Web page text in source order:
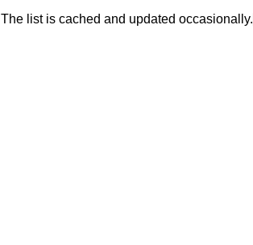
The list is cached and updated occasionally.